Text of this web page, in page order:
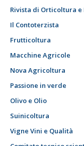
Rivista di Orticoltura
Il Contoterzista
Frutticoltura
Macchine Agricole
Nova Agricoltura
Passione in verde
Olivo e Olio
Suinicoltura
Vigne Vini e Qualità